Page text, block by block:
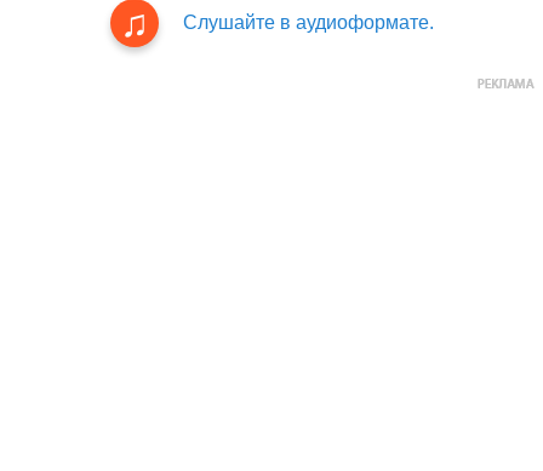
Слушайте в аудиоформате.